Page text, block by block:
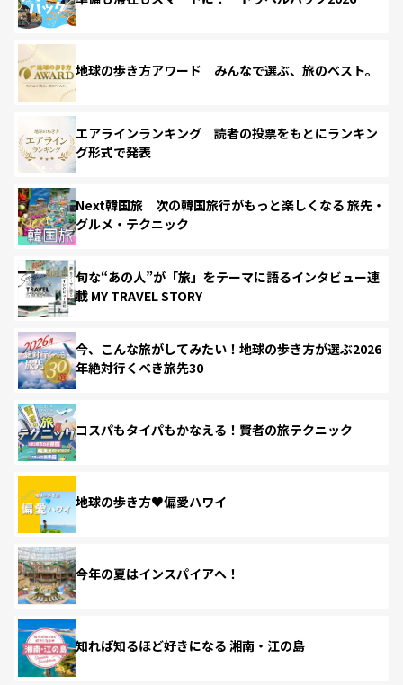
地球の歩き方アワード みんなで選ぶ、旅のベスト。
エアラインランキング 読者の投票をもとにランキン
グ形式で発表
Next韓国旅 次の韓国旅行がもっと楽しくなる 旅先・
グルメ・テクニック
旬な“あの人”が「旅」をテーマに語るインタビュー連
載 MY TRAVEL STORY
今、こんな旅がしてみたい！地球の歩き方が選ぶ2026
年絶対行くべき旅先30
コスパもタイパもかなえる！賢者の旅テクニック
地球の歩き方♥偏愛ハワイ
今年の夏はインスパイアへ！
知れば知るほど好きになる 湘南・江の島